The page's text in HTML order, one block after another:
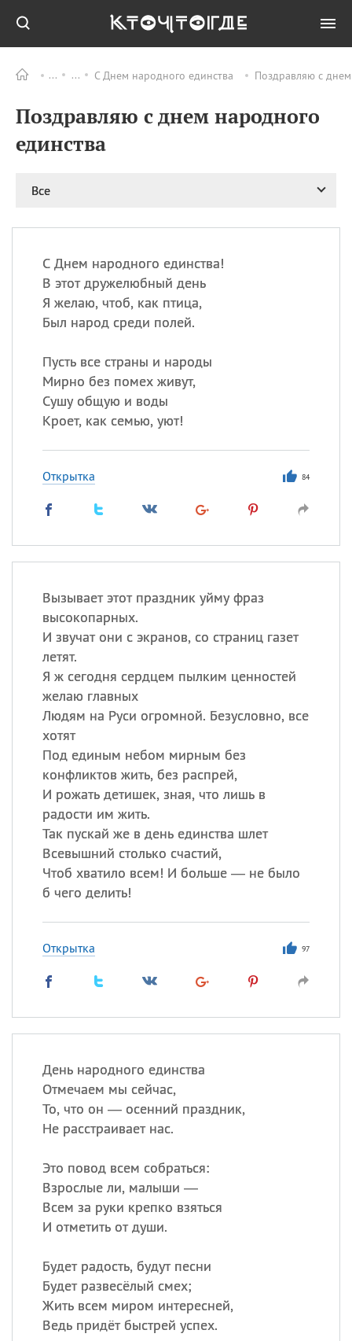
С Днем народного единства Поздравляю с
Поздравляю с днем народного
единства
Все
С Днем народного единства!
В этот дружелюбный день
Я желаю, чтоб, как птица,
Был народ среди полей.
Пусть все страны и народы
Мирно без помех живут,
Сушу общую и воды
Кроет, как семью, уют!
Открытка 84
Вызывает этот праздник уйму фраз
высокопарных.
И звучат они с экранов, со страниц газет
летят.
Я ж сегодня сердцем пылким ценностей
желаю главных
Людям на Руси огромной. Безусловно, все
хотят
Под единым небом мирным без
конфликтов жить, без распрей,
И рожать детишек, зная, что лишь в
радости им жить.
Так пускай же в день единства шлет
Всевышний столько счастий,
Чтоб хватило всем! И больше — не было
б чего делить!
Открытка 97
День народного единства
Отмечаем мы сейчас,
То, что он — осенний праздник,
Не расстраивает нас.
Это повод всем собраться:
Взрослые ли, малыши —
Всем за руки крепко взяться
И отметить от души.
Будет радость, будут песни
Будет развесёлый смех;
Жить всем миром интересней,
Ведь придёт быстрей успех.
ПРАЗДНИКИ Все
08.08 День «Счастье
случается» (Happiness
великомученика
покровителя всех
врачей и целителя
09.08
ИМЕНА
Сегодня празднуют именины
Посмотреть значениеи
происхождение